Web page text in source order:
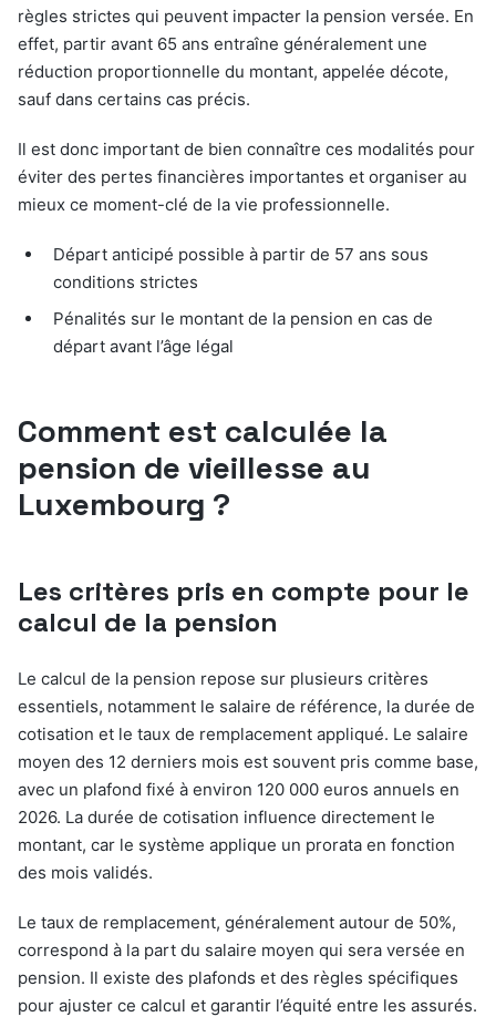
règles strictes qui peuvent impacter la pension versée. En
effet, partir avant 65 ans entraîne généralement une
réduction proportionnelle du montant, appelée décote,
sauf dans certains cas précis.
Il est donc important de bien connaître ces modalités pour
éviter des pertes financières importantes et organiser au
mieux ce moment-clé de la vie professionnelle.
Départ anticipé possible à partir de 57 ans sous
conditions strictes
Pénalités sur le montant de la pension en cas de
départ avant l’âge légal
Comment est calculée la
pension de vieillesse au
Luxembourg ?
Les critères pris en compte pour le
calcul de la pension
Le calcul de la pension repose sur plusieurs critères
essentiels, notamment le salaire de référence, la durée de
cotisation et le taux de remplacement appliqué. Le salaire
moyen des 12 derniers mois est souvent pris comme base,
avec un plafond fixé à environ 120 000 euros annuels en
2026. La durée de cotisation influence directement le
montant, car le système applique un prorata en fonction
des mois validés.
Le taux de remplacement, généralement autour de 50%,
correspond à la part du salaire moyen qui sera versée en
pension. Il existe des plafonds et des règles spécifiques
pour ajuster ce calcul et garantir l’équité entre les assurés.